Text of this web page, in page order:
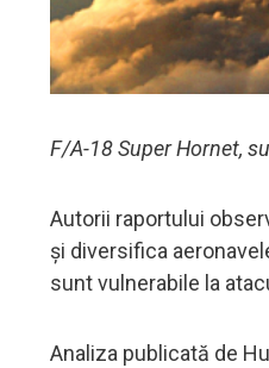
F/A-18 Super Hornet,
Autorii raportului
și diversifica
sunt vulnerabile la
Analiza publicată de